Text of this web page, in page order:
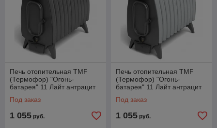
бесступенчато выбирать любой режим горения —
от интенсивного до полного затухания печи.
Печь отопительная TMF
(Термофор) "Огонь-
батарея" 11 Лайт антрацит
Под заказ
1 055 руб.
Печь отопительная TMF
(Термофор) "Огонь-
батарея" 11 Лайт антрацит
Под заказ
1 055 руб.